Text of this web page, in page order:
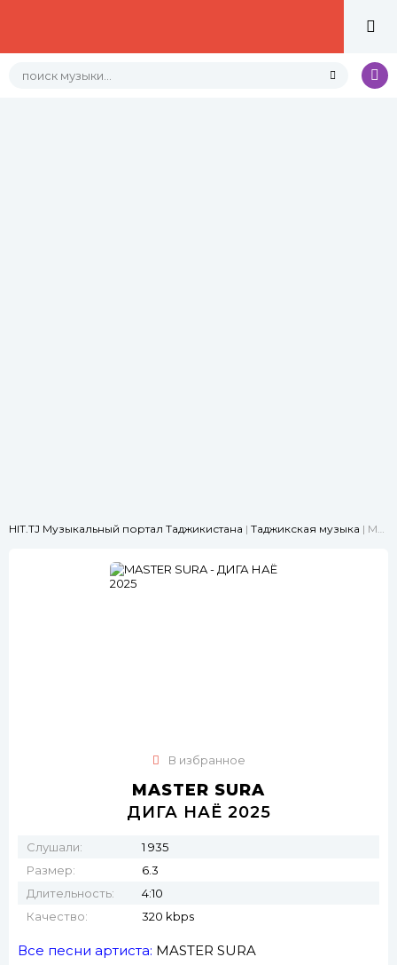
HIT.TJ Музыкальный портал Таджикистана | Таджикская музыка | MASTER SURA - ДИГА НАЁ 2025
В избранное
MASTER SURA
ДИГА НАЁ 2025
Слушали:
1 935
Размер:
6.3
Длительность:
4:10
Качество:
320 kbps
Все песни артиста: MASTER SURA